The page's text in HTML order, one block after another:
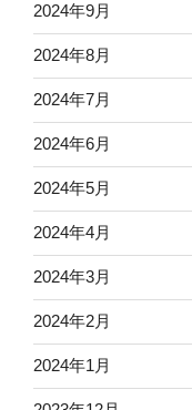
2024年9月
2024年8月
2024年7月
2024年6月
2024年5月
2024年4月
2024年3月
2024年2月
2024年1月